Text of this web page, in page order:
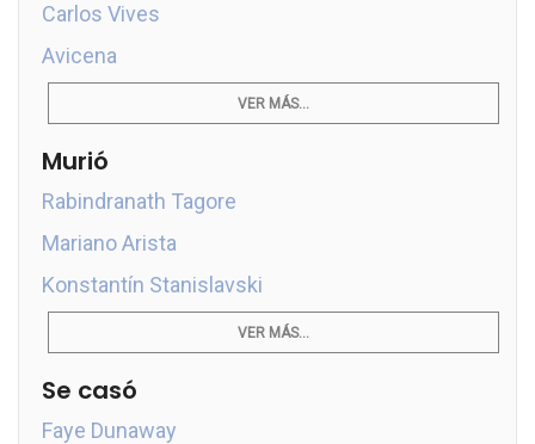
Carlos Vives
Avicena
VER MÁS...
Murió
Rabindranath Tagore
Mariano Arista
Konstantín Stanislavski
VER MÁS...
Se casó
Faye Dunaway